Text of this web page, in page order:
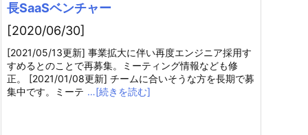
長SaaSベンチャー
[2020/06/30]
[2021/05/13更新] 事業拡大に伴い再度エンジニア採用す
すめるとのことで再募集。ミーティング情報なども修
正。 [2021/01/08更新] チームに合いそうな方を長期で募
集中です。ミーテ …[続きを読む]